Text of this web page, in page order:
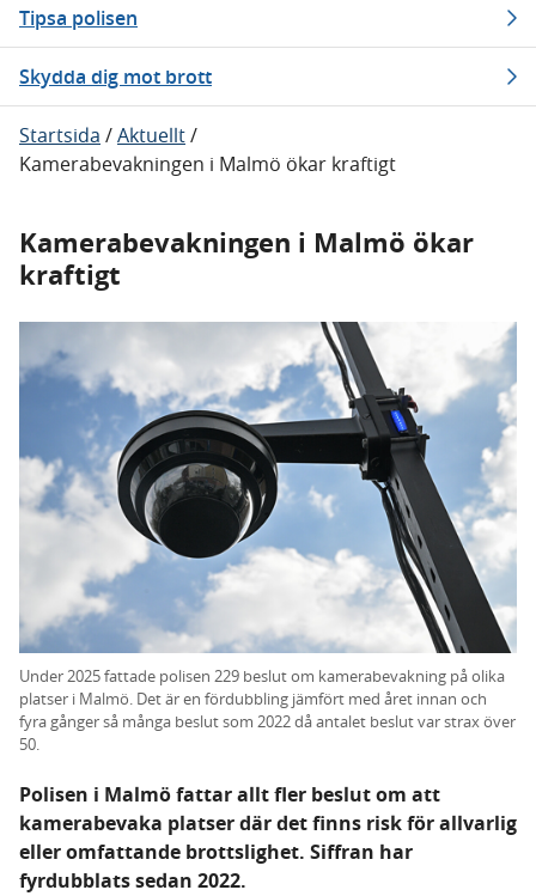
Tipsa polisen
Skydda dig mot brott
Startsida /Aktuellt/
Kamerabevakningen i Malmö ökar kraftigt
Kamerabevakningen i Malmö ökar
kraftigt
Under 2025 fattade polisen 229 beslut om kamerabevakning på olika
platser i Malmö. Det är en fördubbling jämfört med året innan och
fyra gånger så många beslut som 2022 då antalet beslut var strax över
50.
Polisen i Malmö fattar allt fler beslut om att
kamerabevaka platser där det finns risk för allvarlig
eller omfattande brottslighet. Siffran har
fyrdubblats sedan 2022.